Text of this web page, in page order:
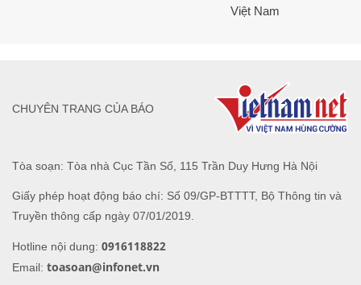
Việt Nam
Tòa soạn: Tòa nhà Cục Tần Số, 115 Trần Duy Hưng Hà Nội
Giấy phép hoạt động báo chí: Số 09/GP-BTTTT, Bộ Thông tin và
Truyền thông cấp ngày 07/01/2019.
Hotline nội dung: 0916118822
Email: toasoan@infonet.vn
CHUYÊN TRANG CỦA BÁO